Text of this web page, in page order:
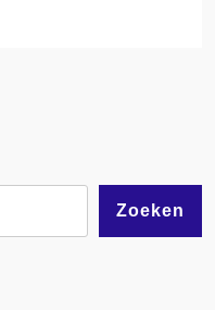
Zoeken